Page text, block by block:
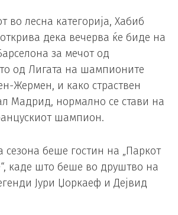
лесна категорија, Хабиб
дека вечерва ќе биде на
за мечот од
од Лигата на шампионите
Жермен, и како страствен
Мадрид, нормално се стави на
шампион.
сезона беше гостин на „Паркот
каде што беше во друштво на
Јури Џоркаеф и Дејвид